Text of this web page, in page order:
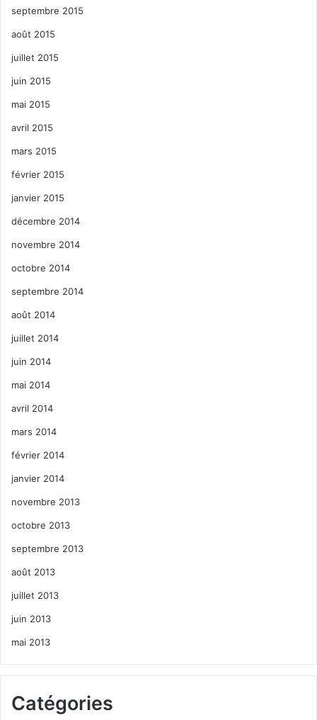
septembre 2015
août 2015
juillet 2015
juin 2015
mai 2015
avril 2015
mars 2015
février 2015
janvier 2015
décembre 2014
novembre 2014
octobre 2014
septembre 2014
août 2014
juillet 2014
juin 2014
mai 2014
avril 2014
mars 2014
février 2014
janvier 2014
novembre 2013
octobre 2013
septembre 2013
août 2013
juillet 2013
juin 2013
mai 2013
Catégories